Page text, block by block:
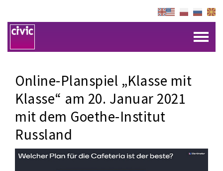
Online-Planspiel „Klasse mit
Klasse“ am 20. Januar 2021
mit dem Goethe-Institut
Russland